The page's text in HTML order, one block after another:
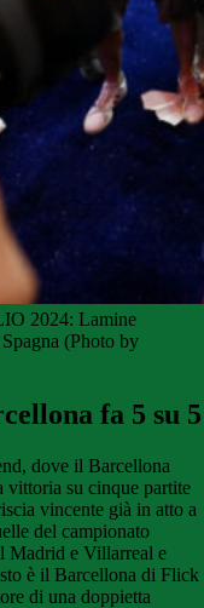
2024: Lamine
(Photo by
fa 5 su 5
dove il Barcellona
su cinque partite
vincente già in atto a
del campionato
Madrid e Villarreal e
è il Barcellona di Flick
di una doppietta